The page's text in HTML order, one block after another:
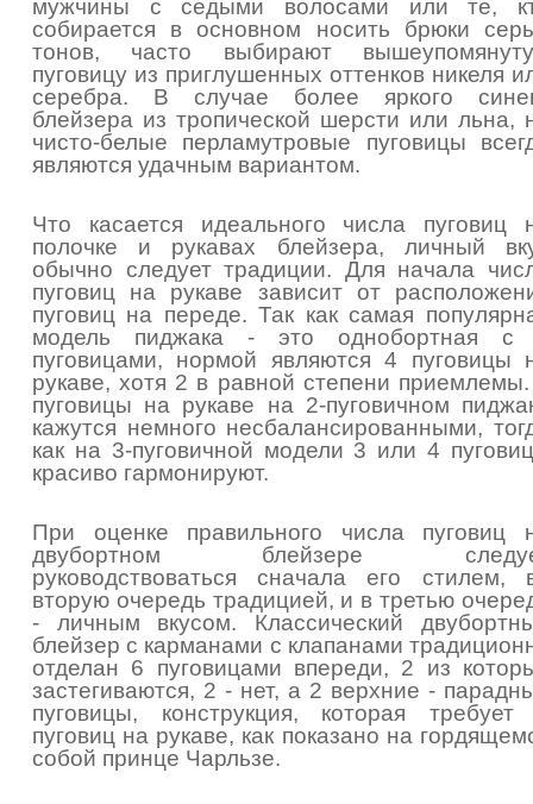
мужчины с седыми волосами или те,
собирается в основном носить брюки
тонов, часто выбирают
пуговицу из приглушенных оттенков никеля
серебра. В случае более яркого
блейзера из тропической шерсти или льна,
чисто-белые перламутровые пуговицы
являются удачным вариантом.
Что касается идеального числа пуговиц
полочке и рукавах блейзера, личный
обычно следует традиции. Для начала
пуговиц на рукаве зависит от
пуговиц на переде. Так как самая
модель пиджака - это однобортная с
пуговицами, нормой являются 4 пуговицы
рукаве, хотя 2 в равной степени
пуговицы на рукаве на 2-пуговичном
кажутся немного несбалансированными,
как на 3-пуговичной модели 3 или 4
красиво гармонируют.
При оценке правильного числа пуговиц
двубортном блейзере
руководствоваться сначала его стилем,
вторую очередь традицией, и в третью
- личным вкусом. Классический
блейзер с карманами с клапанами
отделан 6 пуговицами впереди, 2 из
застегиваются, 2 - нет, а 2 верхние -
пуговицы, конструкция, которая
пуговиц на рукаве, как показано на
собой принце Чарльзе.